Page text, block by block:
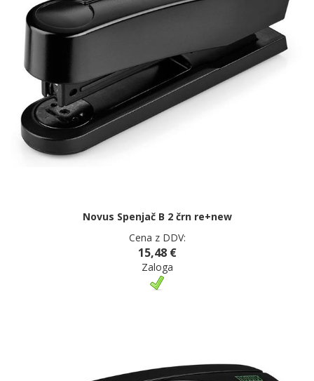
Novus Spenjač B 2 črn re+new
Cena z DDV:
15,48 €
Zaloga